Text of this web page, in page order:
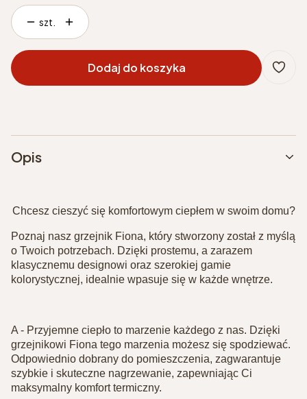
szt.
Dodaj do koszyka
Opis
Chcesz cieszyć się komfortowym ciepłem w swoim domu?
Poznaj nasz grzejnik Fiona, który stworzony został z myślą
o Twoich potrzebach. Dzięki prostemu, a zarazem
klasycznemu designowi oraz szerokiej gamie
kolorystycznej, idealnie wpasuje się w każde wnętrze.
A - Przyjemne ciepło to marzenie każdego z nas. Dzięki
grzejnikowi Fiona tego marzenia możesz się spodziewać.
Odpowiednio dobrany do pomieszczenia, zagwarantuje
szybkie i skuteczne nagrzewanie, zapewniając Ci
maksymalny komfort termiczny.